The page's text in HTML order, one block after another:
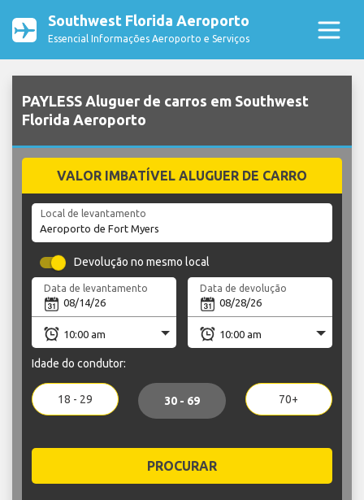
Southwest Florida Aeroporto
Essencial Informações Aeroporto e Serviços
PAYLESS Aluguer de carros em Southwest
Florida Aeroporto
VALOR IMBATÍVEL ALUGUER DE CARRO
Local de levantamento
Devolução no mesmo local
Data de levantamento Data de devolução
Idade do condutor:
18 - 29 30 - 69 70+
PROCURAR